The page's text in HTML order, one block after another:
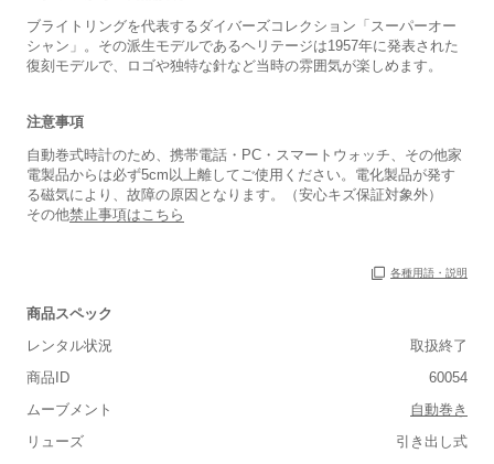
ブライトリングを代表するダイバーズコレクション「スーパーオー
シャン」。その派生モデルであるヘリテージは1957年に発表された
復刻モデルで、ロゴや独特な針など当時の雰囲気が楽しめます。
注意事項
自動巻式時計のため、携帯電話・PC・スマートウォッチ、その他家
電製品からは必ず5cm以上離してご使用ください。電化製品が発す
る磁気により、故障の原因となります。（安心キズ保証対象外）
その他禁止事項はこちら
各種用語・説明
商品スペック
レンタル状況
取扱終了
商品ID
60054
ムーブメント
自動巻き
リューズ
引き出し式